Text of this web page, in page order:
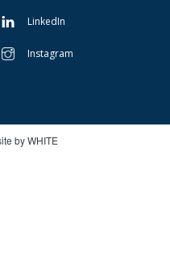
LinkedIn
Instagram
by WHITE